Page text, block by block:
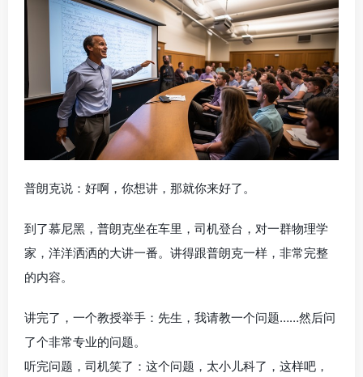
普朗克说：好啊，你想讲，那就你来好了。
到了慕尼黑，普朗克坐在车里，司机登台，对一群物理学
家，洋洋洒洒的大讲一番。讲得跟普朗克一样，非常完整
的内容。
讲完了，一个教授举手：先生，我请教一个问题……然后问
了个非常专业的问题。
听完问题，司机笑了：这个问题，太小儿科了，这样吧，